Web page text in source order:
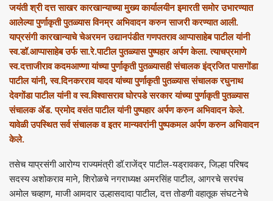
जयंती श्री दत्त साखर कारखान्याच्या मुख्य कार्यालयीन इमारती समोर उभारण्यात
आलेल्या पुर्णाकृती पुतळ्यास विनम्र अभिवादन करुन साजरी करण्यात आली.
याप्रसंगी कारखान्याचे चेअरमन उद्यानपंडीत गणपतराव आप्पासाहेब पाटील यांनी
स्व.डॉ.आप्पासाहेब उर्फ सा.रे.पाटील पुतळ्यास पुष्पहार अर्पण केला. त्याचप्रमाणे
स्व.दत्ताजीराव कदमआण्णा यांच्या पुर्णाकृती पुतळ्यासही संचालक इंद्रजित पासगोंडा
पाटील यांनी, स्व.दिनकरराव यादव यांच्या पुर्णाकृती पुतळ्यास संचालक रघुनाथ
देवगोंडा पाटील यांनी व स्व.विश्वासराव घोरपडे सरकार यांच्या पुर्णाकृती पुतळ्यास
संचालक ॲड. प्रमोद वसंत पाटील यांनी पुष्पहार अर्पण करुन अभिवादन केले.
यावेळी उपस्थित सर्व संचालक व इतर मान्यवरांनी पुष्पकमल अर्पण करुन अभिवादन
केले.
तसेच याप्रसंगी आरोग्य राज्यमंत्री डॉ.राजेंद्र पाटील-यड्रावकर, जिल्हा परिषद
सदस्य अशोकराव माने, शिरोळचे नगराध्यक्ष अमरसिंह पाटील, आगरचे सरपंच
अमोल चव्हाण, माजी आमदार उल्हासदादा पाटील, दत्त तोडणी वहातूक संघटनेचे